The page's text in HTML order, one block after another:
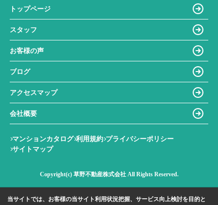
トップページ
スタッフ
お客様の声
ブログ
アクセスマップ
会社概要
マンションカタログ 利用規約 プライバシーポリシー
サイトマップ
Copyright(c) 草野不動産株式会社 All Rights Reserved.
当サイトでは、お客様の当サイト利用状況把握、サービス向上検討を目的と